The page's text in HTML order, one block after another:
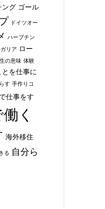
ング ゴール
ドイツオー
ハーブチン
リア ロー
の意味 体験
とを仕事に
す 手作りコ
仕事をす
く
海外移住
る 自分ら